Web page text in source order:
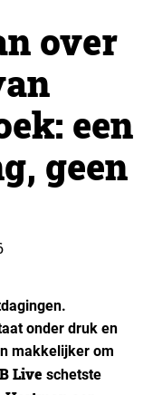
over
een
geen
onder druk en
makkelijker om
Live schetste